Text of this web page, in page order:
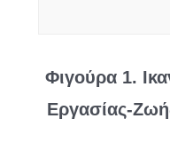
Φιγούρα 1.
Εργασίας-